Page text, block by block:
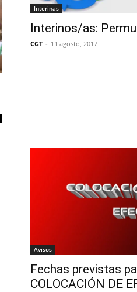
Interinas
Interinos/as:
CGT - 11 agosto, 2017
Avisos
Fechas previstas
COLOCACIÓN DE